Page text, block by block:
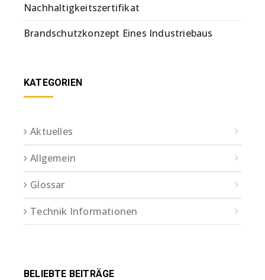
Nachhaltigkeitszertifikat
Brandschutzkonzept Eines Industriebaus
KATEGORIEN
Aktuelles
Allgemein
Glossar
Technik Informationen
BELIEBTE BEITRÄGE